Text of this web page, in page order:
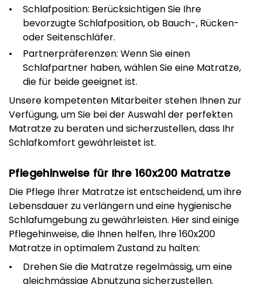
Schlafposition: Berücksichtigen Sie Ihre
bevorzugte Schlafposition, ob Bauch-, Rücken-
oder Seitenschläfer.
Partnerpräferenzen: Wenn Sie einen
Schlafpartner haben, wählen Sie eine Matratze,
die für beide geeignet ist.
Unsere kompetenten Mitarbeiter stehen Ihnen zur
Verfügung, um Sie bei der Auswahl der perfekten
Matratze zu beraten und sicherzustellen, dass Ihr
Schlafkomfort gewährleistet ist.
Pflegehinweise für Ihre 160x200 Matratze
Die Pflege Ihrer Matratze ist entscheidend, um ihre
Lebensdauer zu verlängern und eine hygienische
Schlafumgebung zu gewährleisten. Hier sind einige
Pflegehinweise, die Ihnen helfen, Ihre 160x200
Matratze in optimalem Zustand zu halten:
Drehen Sie die Matratze regelmässig, um eine
gleichmässige Abnutzung sicherzustellen.